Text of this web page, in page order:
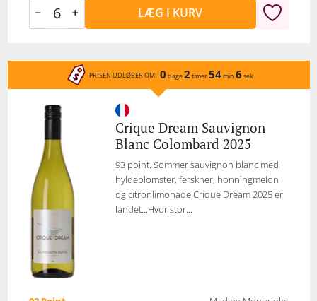
LÆG I KURV
PRISEN UDLØBER OM: 0 dage2 timer54min 6 sek
Crique Dream Sauvignon
Blanc Colombard 2025
93 point. Sommer sauvignon blanc med
hyldeblomster, ferskner, honningmelon
og citronlimonade Crique Dream 2025 er
landet...Hvor stor...